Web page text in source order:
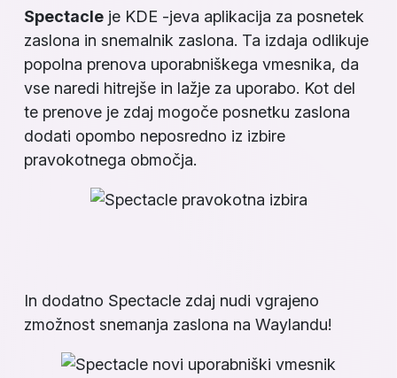
Spectacle je KDE -jeva aplikacija za posnetek
zaslona in snemalnik zaslona. Ta izdaja odlikuje
popolna prenova uporabniškega vmesnika, da
vse naredi hitrejše in lažje za uporabo. Kot del
te prenove je zdaj mogoče posnetku zaslona
dodati opombo neposredno iz izbire
pravokotnega območja.
In dodatno Spectacle zdaj nudi vgrajeno
zmožnost snemanja zaslona na Waylandu!